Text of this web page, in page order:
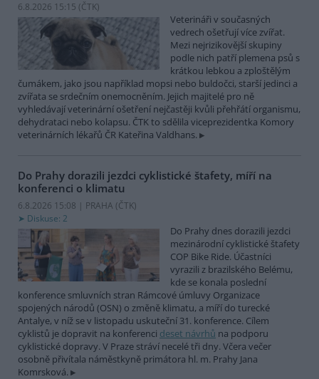
6.8.2026 15:15 (ČTK)
Veterináři v současných
vedrech ošetřují více zvířat.
Mezi nejrizikovější skupiny
podle nich patří plemena psů s
krátkou lebkou a zploštělým
čumákem, jako jsou například mopsi nebo buldočci, starší jedinci a
zvířata se srdečním onemocněním. Jejich majitelé pro ně
vyhledávají veterinární ošetření nejčastěji kvůli přehřátí organismu,
dehydrataci nebo kolapsu. ČTK to sdělila viceprezidentka Komory
veterinárních lékařů ČR Kateřina Valdhans.
Do Prahy dorazili jezdci cyklistické štafety, míří na
konferenci o klimatu
6.8.2026 15:08 | PRAHA (ČTK)
Diskuse: 2
Do Prahy dnes dorazili jezdci
mezinárodní cyklistické štafety
COP Bike Ride. Účastníci
vyrazili z brazilského Belému,
kde se konala poslední
konference smluvních stran Rámcové úmluvy Organizace
spojených národů (OSN) o změně klimatu, a míří do turecké
Antalye, v níž se v listopadu uskuteční 31. konference. Cílem
cyklistů je dopravit na konferenci deset návrhů na podporu
cyklistické dopravy. V Praze stráví necelé tři dny. Včera večer
osobně přivítala náměstkyně primátora hl. m. Prahy Jana
Komrsková.